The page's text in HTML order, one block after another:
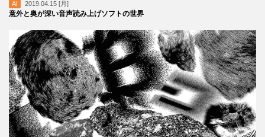
AI 2019.04.15 [月]
意外と奥が深い音声読み上げソフトの世界